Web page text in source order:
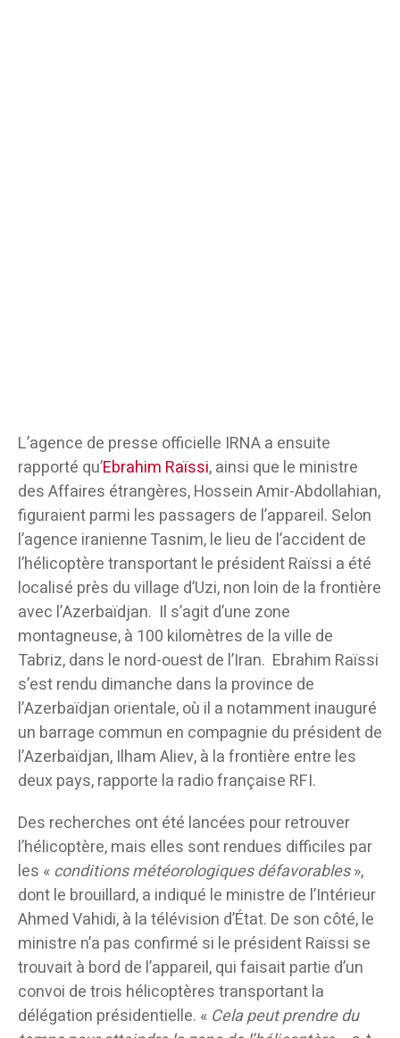
L’agence de presse officielle IRNA a ensuite
rapporté qu’Ebrahim Raïssi, ainsi que le ministre
des Affaires étrangères, Hossein Amir-Abdollahian,
figuraient parmi les passagers de l’appareil. Selon
l’agence iranienne Tasnim, le lieu de l’accident de
l’hélicoptère transportant le président Raïssi a été
localisé près du village d’Uzi, non loin de la frontière
avec l’Azerbaïdjan. Il s’agit d’une zone
montagneuse, à 100 kilomètres de la ville de
Tabriz, dans le nord-ouest de l’Iran. Ebrahim Raïssi
s’est rendu dimanche dans la province de
l’Azerbaïdjan orientale, où il a notamment inauguré
un barrage commun en compagnie du président de
l’Azerbaïdjan, Ilham Aliev, à la frontière entre les
deux pays, rapporte la radio française RFI.
Des recherches ont été lancées pour retrouver
l’hélicoptère, mais elles sont rendues difficiles par
les «conditions météorologiques défavorables»,
dont le brouillard, a indiqué le ministre de l’Intérieur
Ahmed Vahidi, à la télévision d’État. De son côté, le
ministre n’a pas confirmé si le président Raïssi se
trouvait à bord de l’appareil, qui faisait partie d’un
convoi de trois hélicoptères transportant la
délégation présidentielle. « Cela peut prendre du